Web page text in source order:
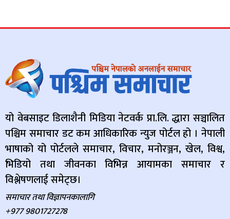
यो वेबसाइट डिलाशैनी मिडिया नेटवर्क प्रा.लि. द्धारा सञ्चालित
पश्चिम समाचार डट कम आधिकारिक न्युज पोर्टल हो । नेपाली
भाषाको यो पोर्टलले समाचार, विचार, मनोरञ्जन, खेल, विश्व,
भिडियो तथा जीवनका विभिन्न आयामका समाचार र
विश्लेषणलाई समेट्छ।
समाचार तथा विज्ञापनकालागि
+977 9801727278